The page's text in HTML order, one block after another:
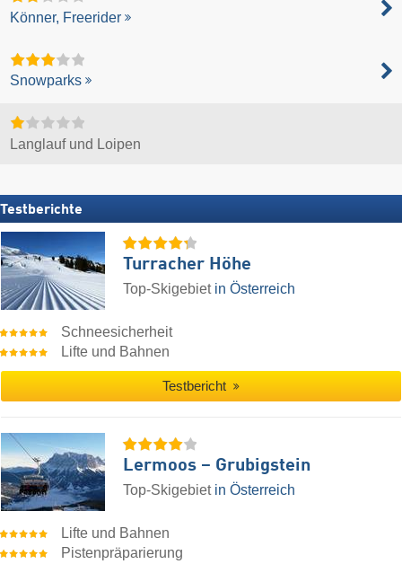
Könner, Freerider
Snowparks
Langlauf und Loipen
Testberichte
Turracher Höhe
Top-Skigebiet in Österreich
Schneesicherheit
Lifte und Bahnen
Testbericht
Lermoos – Grubigstein
Top-Skigebiet in Österreich
Lifte und Bahnen
Pistenpräparierung